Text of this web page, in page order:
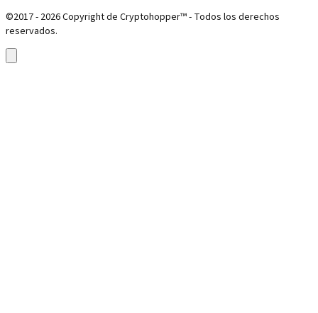
©2017 - 2026 Copyright de Cryptohopper™ - Todos los derechos
reservados.